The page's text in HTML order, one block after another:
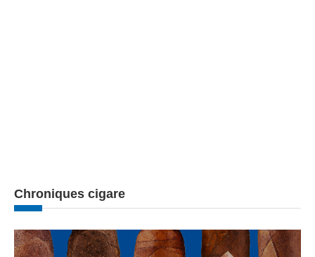
Chroniques cigare